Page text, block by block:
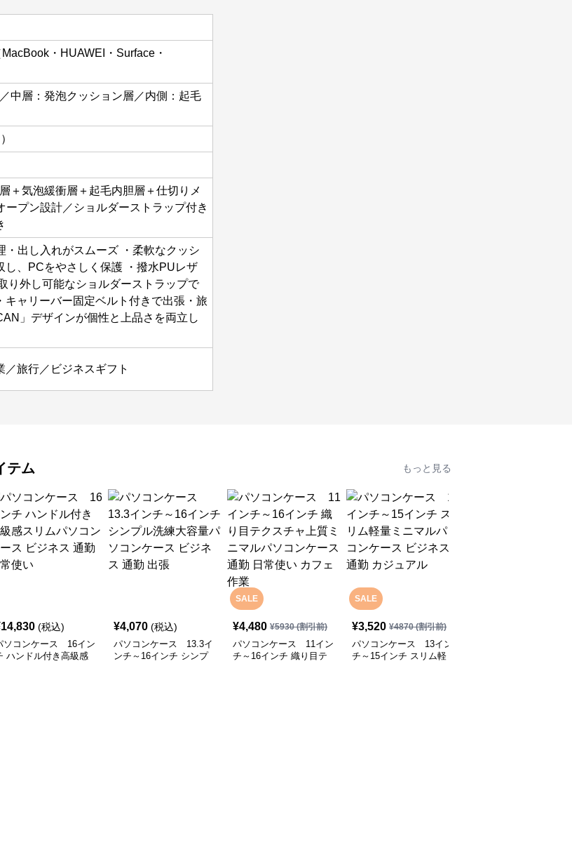
・HUAWEI・Surface・
中層：発泡クッション層／内側：起毛
＋気泡緩衝層＋起毛内胆層＋仕切りメ
ープン設計／ショルダーストラップ付き
・出し入れがスムーズ ・柔軟なクッシ
し、PCをやさしく保護 ・撥水PUレザ
り外し可能なショルダーストラップで
キャリーバー固定ベルト付きで出張・旅
」デザインが個性と上品さを両立し
旅行／ビジネスギフト
テム もっと見る
14,830 (税込)
ソコンケース 16イン
ハンドル付き高級感
¥4,070 (税込)
パソコンケース 13.3イ
ンチ～16インチ シンプ
SALE
¥4,480 ¥5930(割引前)
パソコンケース 11イン
チ～16インチ 織り目テ
SALE
¥3,520 ¥4870(割引前)
パソコンケース 13イン
チ～15インチ スリム軽